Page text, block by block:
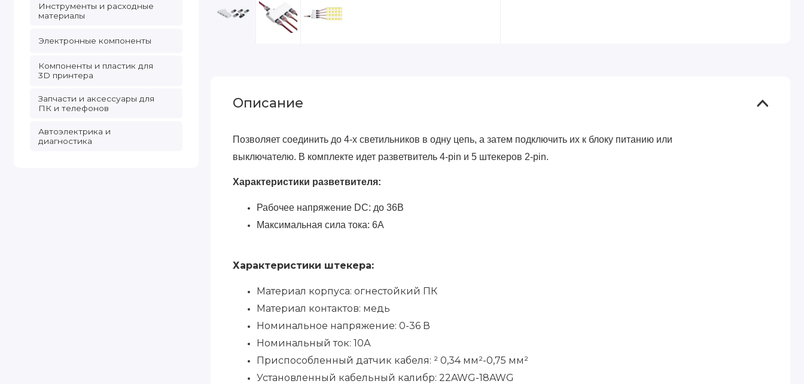
Инструменты и расходные
материалы
Электронные компоненты
Компоненты и пластик для
3D принтера
Запчасти и аксессуары для
ПК и телефонов
Автоэлектрика и
диагностика
Описание
Позволяет соединить до 4-х светильников в одну цепь, а затем подключить их к блоку питанию или
выключателю. В комплекте идет разветвитель 4-pin и 5 штекеров 2-pin.
Характеристики разветвителя:
Рабочее напряжение DC: до 36В
Максимальная сила тока: 6А
Характеристики штекера:
Материал корпуса: огнестойкий ПК
Материал контактов: медь
Номинальное напряжение: 0-36 В
Номинальный ток: 10А
Приспособленный датчик кабеля: ² 0,34 мм²-0,75 мм²
Установленный кабельный калибр: 22AWG-18AWG